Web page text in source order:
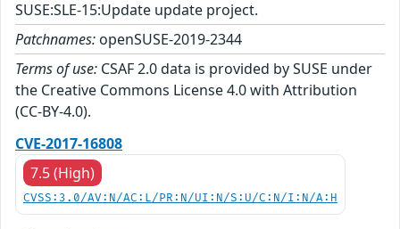
SUSE:SLE-15:Update update project.
Patchnames: openSUSE-2019-2344
Terms of use: CSAF 2.0 data is provided by SUSE under
the Creative Commons License 4.0 with Attribution
(CC-BY-4.0).
CVE-2017-16808
7.5 (High)
CVSS:3.0/AV:N/AC:L/PR:N/UI:N/S:U/C:N/I:N/A:H